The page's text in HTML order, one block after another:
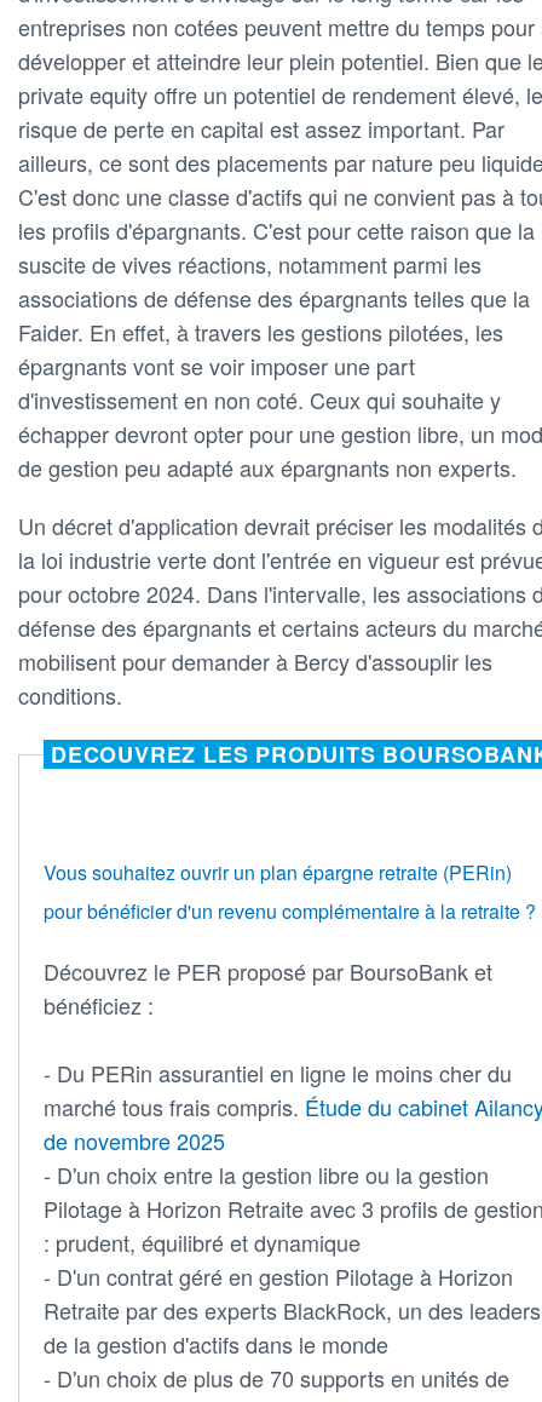
entreprises non cotées peuvent mettre du temps pour
développer et atteindre leur plein potentiel. Bien que
private equity offre un potentiel de rendement élevé, le
risque de perte en capital est assez important. Par
ailleurs, ce sont des placements par nature peu
C'est donc une classe d'actifs qui ne convient pas à
les profils d'épargnants. C'est pour cette raison que la
suscite de vives réactions, notamment parmi les
associations de défense des épargnants telles que la
Faider. En effet, à travers les gestions pilotées, les
épargnants vont se voir imposer une part
d'investissement en non coté. Ceux qui souhaite y
échapper devront opter pour une gestion libre, un
de gestion peu adapté aux épargnants non experts.
Un décret d'application devrait préciser les modalités
la loi industrie verte dont l'entrée en vigueur est
pour octobre 2024. Dans l'intervalle, les associations
défense des épargnants et certains acteurs du
mobilisent pour demander à Bercy d'assouplir les
conditions.
DECOUVREZ LES PRODUITS
Vous souhaitez ouvrir un plan épargne retraite (PERin)
pour bénéficier d'un revenu complémentaire à la retraite ?
Découvrez le PER proposé par BoursoBank et
bénéficiez :
- Du PERin assurantiel en ligne le moins cher du
marché tous frais compris. Étude du cabinet
de novembre 2025
- D'un choix entre la gestion libre ou la gestion
Pilotage à Horizon Retraite avec 3 profils de
: prudent, équilibré et dynamique
- D'un contrat géré en gestion Pilotage à Horizon
Retraite par des experts BlackRock, un des leaders
de la gestion d'actifs dans le monde
- D'un choix de plus de 70 supports en unités de